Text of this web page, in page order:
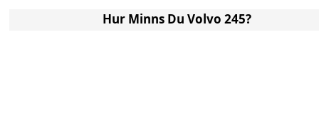
Hur Minns Du Volvo 245?